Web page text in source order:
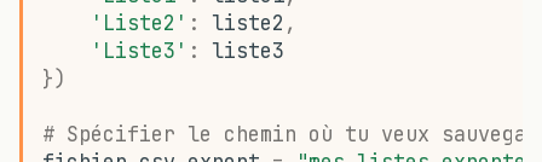
'Liste2' : liste2 ,
'Liste3' :
liste3
})
# Spécifier le chemin où tu veux